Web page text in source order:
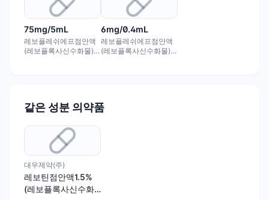
75mg/5mL
레보플레쉬에프점안액
(레보플록사신수화물)
6mg/0.4mL
레보플레쉬에프점안액
(레보플록사신수화물)
같은 성분 의약품
대우제약(주)
레보틴점안액1.5%
(레보플록사신수화